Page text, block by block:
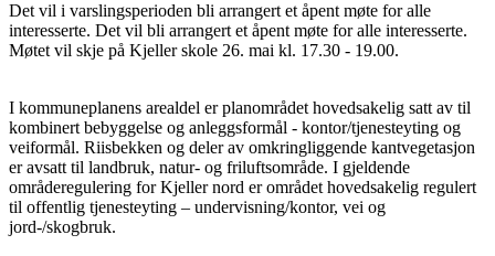
Det vil i varslingsperioden bli arrangert et åpent møte for alle
interesserte. Det vil bli arrangert et åpent møte for alle interesserte.
Møtet vil skje på Kjeller skole 26. mai kl. 17.30 - 19.00.
I kommuneplanens arealdel er planområdet hovedsakelig satt av til
kombinert bebyggelse og anleggsformål - kontor/tjenesteyting og
veiformål. Riisbekken og deler av omkringliggende kantvegetasjon
er avsatt til landbruk, natur- og friluftsområde. I gjeldende
områderegulering for Kjeller nord er området hovedsakelig regulert
til offentlig tjenesteyting – undervisning/kontor, vei og
jord-/skogbruk.